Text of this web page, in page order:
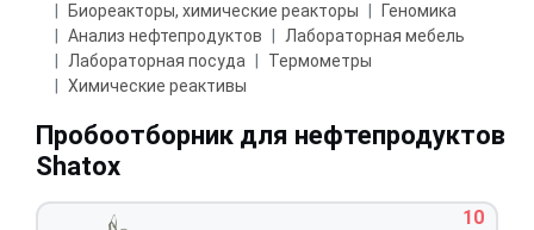
Биореакторы, химические реакторы
Геномика
Анализ нефтепродуктов
Лабораторная мебель
Лабораторная посуда
Термометры
Химические реактивы
Пробоотборник для нефтепродуктов
Shatox
10